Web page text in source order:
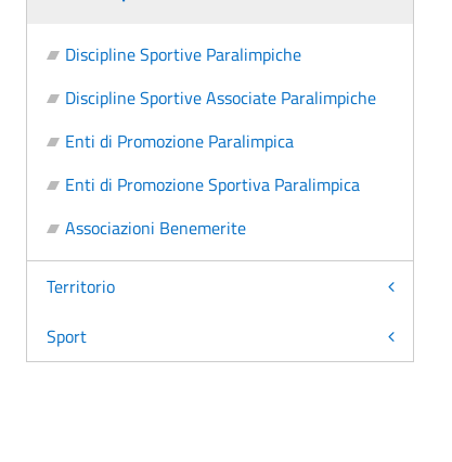
Discipline Sportive Paralimpiche
Discipline Sportive Associate Paralimpiche
Enti di Promozione Paralimpica
Enti di Promozione Sportiva Paralimpica
Associazioni Benemerite
Territorio
Sport